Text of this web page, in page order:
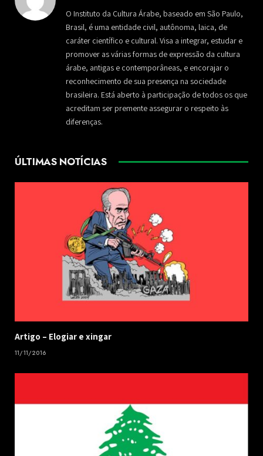
O Instituto da Cultura Árabe, baseado em São Paulo,
Brasil, é uma entidade civil, autônoma, laica, de
caráter científico e cultural. Visa a integrar, estudar e
promover as várias formas de expressão da cultura
árabe, antigas e contemporâneas, e encorajar o
reconhecimento de sua presença na sociedade
brasileira. Está aberto à participação de todos os que
acreditam ser premente assegurar o respeito às
diferenças.
ÚLTIMAS NOTÍCIAS
​Artigo – ​Elogiar e xingar
11/11/2016